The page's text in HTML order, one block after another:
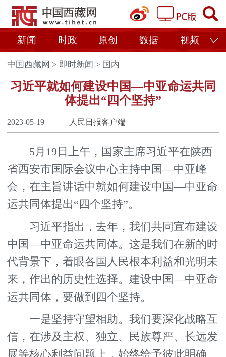
新闻 时政 原创 数据 视频
中国西藏网 > 即时新闻 > 国内
习近平就如何建设中国—中亚命运共同
体提出“四个坚持”
2023-05-19 人民日报客户端
5月19日上午，国家主席习近平在陕西
省西安市国际会议中心主持中国—中亚峰
会，在主旨讲话中就如何建设中国—中亚命
运共同体提出“四个坚持”。
习近平指出，去年，我们共同宣布建设
中国—中亚命运共同体。这是我们在新的时
代背景下，着眼各国人民根本利益和光明未
来，作出的历史性选择。建设中国—中亚命
运共同体，要做到四个坚持。
一是坚持守望相助。我们要深化战略互
信，在涉及主权、独立、民族尊严、长远发
展等核心利益问题上，始终给予彼此明确、